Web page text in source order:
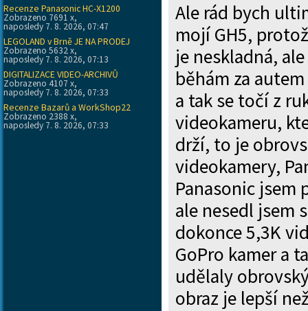
Ale rád bych
mojí GH5,
je neskladná,
běhám za
a tak se točí z
videokameru,
drží, to je
videokamery,
Panasonic jsem
ale nesedl jsem
dokonce 5,3K
GoPro kamer a
udělaly
obraz je lepší
Recenze Panasonic HC-X1200
Zobrazeno 7691 x,
naposledy 7. 8. 2026, 07:47
LEGOLAND v Brně JE NA PRODEJ
Zobrazeno 5632 x,
naposledy 7. 8. 2026, 07:13
DIGITALIZACE VIDEO-ARCHIVŮ
Zobrazeno 4107 x,
naposledy 7. 8. 2026, 07:33
Recenze Bazarů a WorkShop22
Zobrazeno 2388 x,
naposledy 7. 8. 2026, 07:33